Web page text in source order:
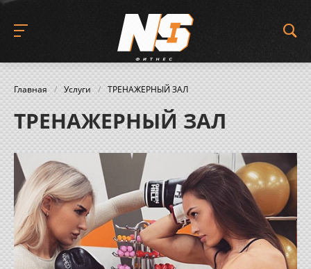
Главная / Услуги / ТРЕНАЖЕРНЫЙ ЗАЛ
ТРЕНАЖЕРНЫЙ ЗАЛ